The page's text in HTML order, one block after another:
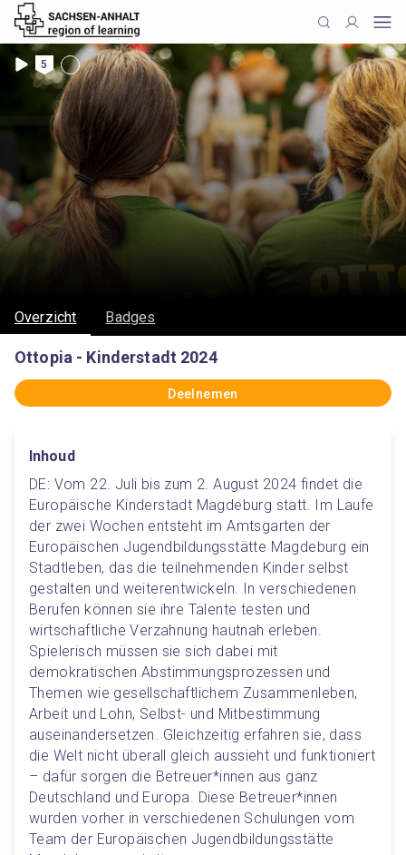
5
Overzicht Badges
Ottopia - Kinderstadt 2024
Deelnemen
Inhoud
DE: Vom 22. Juli bis zum 2. August 2024 findet die
Europäische Kinderstadt Magdeburg statt. Im Laufe
der zwei Wochen entsteht im Amtsgarten der
Europäischen Jugendbildungsstätte Magdeburg ein
Stadtleben, das die teilnehmenden Kinder selbst
gestalten und weiterentwickeln. In verschiedenen
Berufen können sie ihre Talente testen und
wirtschaftliche Verzahnung hautnah erleben.
Spielerisch müssen sie sich dabei mit
demokratischen Abstimmungsprozessen und
Themen wie gesellschaftlichem Zusammenleben,
Arbeit und Lohn, Selbst- und Mitbestimmung
auseinandersetzen. Gleichzeitig erfahren sie, dass
die Welt nicht überall gleich aussieht und funktioniert
– dafür sorgen die Betreuer*innen aus ganz
Deutschland und Europa. Diese Betreuer*innen
wurden vorher in verschiedenen Schulungen vom
Team der Europäischen Jugendbildungsstätte